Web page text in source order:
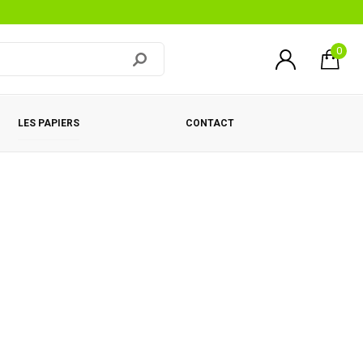
0
LES PAPIERS CONTACT